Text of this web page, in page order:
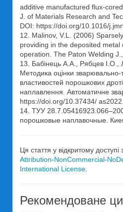
additive manufactured flux-
J. of Materials Research and
DOI: https://doi.org/10.1016/
12. Malinov, V.L. (2006)
providing in the deposited
operation. The Paton Welding
13. Бабінець А.А., Рябцев І.О.,
Методика оцінки зварювально-
властивостей порошкових
наплавлення. Автоматичне
https://doi.org/10.37434/
14. ТУУ
порошковые наплавочные.
Ця стаття у відкритому доступі
Attribution-NonCommercial-
International License.
Рекомендоване